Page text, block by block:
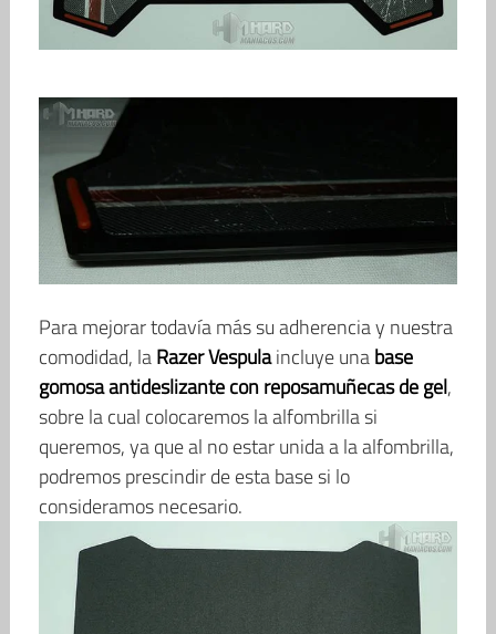
Para mejorar todavía más su adherencia y nuestra
comodidad, laRazer Vespulaincluye unabase
gomosa antideslizante con reposamuñecas de gel,
sobre la cual colocaremos la alfombrilla si
queremos, ya que al no estar unida a la alfombrilla,
podremos prescindir de esta base si lo
consideramos necesario.